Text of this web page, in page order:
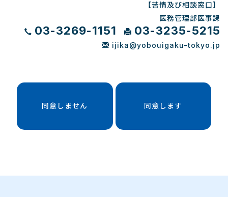
【苦情及び相談窓口】
医務管理部医事課
03-3269-1151 03-3235-5215
ijika@yobouigaku-tokyo.jp
同意しません 同意します